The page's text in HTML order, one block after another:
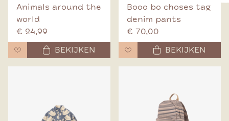
Animals around the
world
€ 24,99
BEKIJKEN
Booo bo choses tag
denim pants
€ 70,00
BEKIJKEN